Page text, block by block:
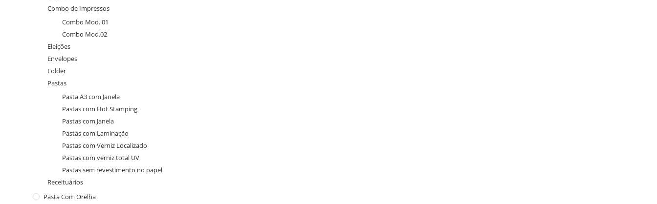
Combo de Impressos
Combo Mod. 01
Combo Mod.02
Eleições
Envelopes
Folder
Pastas
Pasta A3 com Janela
Pastas com Hot Stamping
Pastas com Janela
Pastas com Laminação
Pastas com Verniz Localizado
Pastas com verniz total UV
Pastas sem revestimento no papel
Receituários
Pasta Com Orelha